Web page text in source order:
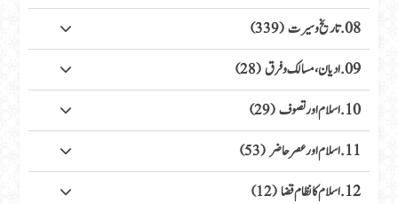
08. تاریخ وسیرت (339)
09. ادیان، مسالک وفرق (28)
10. اسلام اور تصوف (29)
11. اسلام اور عصر حاضر (53)
12. اسلام کا نظام قضا (12)